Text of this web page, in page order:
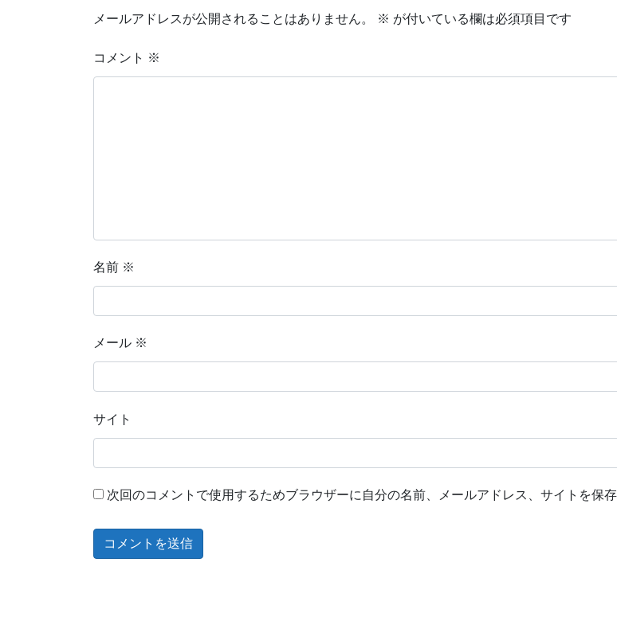
メールアドレスが公開されることはありません。 ※ が付いている欄は必須項目です
コメント ※
名前 ※
メール ※
サイト
次回のコメントで使用するためブラウザーに自分の名前、メールアドレス、サイトを保存